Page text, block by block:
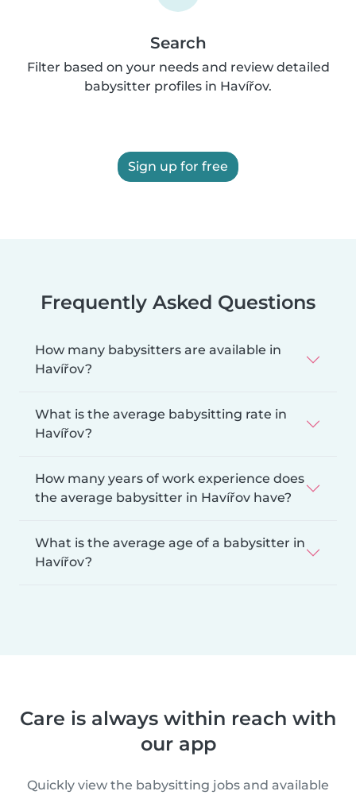
Search
Filter based on your needs and review detailed
babysitter profiles in Havířov.
Sign up for free
Frequently Asked Questions
How many babysitters are available in
Havířov?
What is the average babysitting rate in
Havířov?
How many years of work experience does
the average babysitter in Havířov have?
What is the average age of a babysitter in
Havířov?
Care is always within reach with
our app
Quickly view the babysitting jobs and available